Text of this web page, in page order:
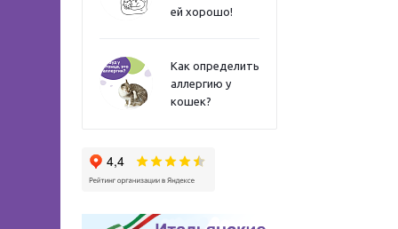
ей хорошо!
Как определить
аллергию у
кошек?